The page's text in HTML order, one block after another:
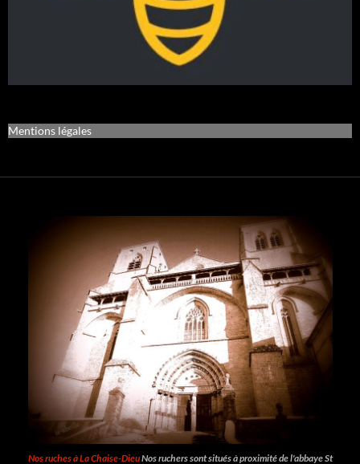
Mentions légales
Nos ruches à La Chaise-DieuNos ruchers sont situés à proximité de l'abbaye St